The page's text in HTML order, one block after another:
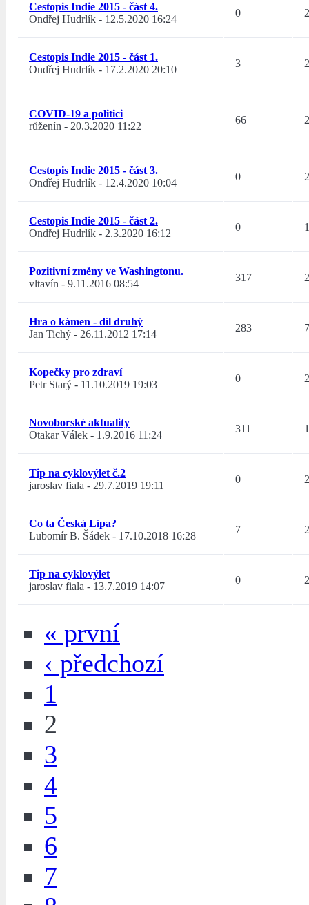
Cestopis Indie 2015 - část 4.
Ondřej Hudrlík - 12.5.2020 16:24
0
Cestopis Indie 2015 - část 1.
Ondřej Hudrlík - 17.2.2020 20:10
3
COVID-19 a politici
růženín - 20.3.2020 11:22
66
Cestopis Indie 2015 - část 3.
Ondřej Hudrlík - 12.4.2020 10:04
0
Cestopis Indie 2015 - část 2.
Ondřej Hudrlík - 2.3.2020 16:12
0
Pozitivní změny ve Washingtonu.
vltavín - 9.11.2016 08:54
317
Hra o kámen - díl druhý
Jan Tichý - 26.11.2012 17:14
283
Kopečky pro zdraví
Petr Starý - 11.10.2019 19:03
0
Novoborské aktuality
Otakar Válek - 1.9.2016 11:24
311
Tip na cyklovýlet č.2
jaroslav fiala - 29.7.2019 19:11
0
Co ta Česká Lípa?
Lubomír B. Šádek - 17.10.2018 16:28
7
Tip na cyklovýlet
jaroslav fiala - 13.7.2019 14:07
0
« první
‹ předchozí
1
2
3
4
5
6
7